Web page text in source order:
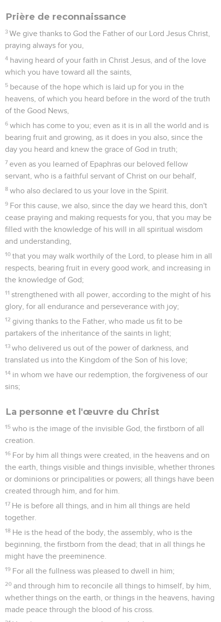
Prière de reconnaissance
3 We give thanks to God the Father of our Lord Jesus Christ,
praying always for you,
4 having heard of your faith in Christ Jesus, and of the love
which you have toward all the saints,
5 because of the hope which is laid up for you in the
heavens, of which you heard before in the word of the truth
of the Good News,
6 which has come to you; even as it is in all the world and is
bearing fruit and growing, as it does in you also, since the
day you heard and knew the grace of God in truth;
7 even as you learned of Epaphras our beloved fellow
servant, who is a faithful servant of Christ on our behalf,
8 who also declared to us your love in the Spirit.
9 For this cause, we also, since the day we heard this, don't
cease praying and making requests for you, that you may be
filled with the knowledge of his will in all spiritual wisdom
and understanding,
10 that you may walk worthily of the Lord, to please him in all
respects, bearing fruit in every good work, and increasing in
the knowledge of God;
11 strengthened with all power, according to the might of his
glory, for all endurance and perseverance with joy;
12 giving thanks to the Father, who made us fit to be
partakers of the inheritance of the saints in light;
13 who delivered us out of the power of darkness, and
translated us into the Kingdom of the Son of his love;
14 in whom we have our redemption, the forgiveness of our
sins;
La personne et l'œuvre du Christ
15 who is the image of the invisible God, the firstborn of all
creation.
16 For by him all things were created, in the heavens and on
the earth, things visible and things invisible, whether thrones
or dominions or principalities or powers; all things have been
created through him, and for him.
17 He is before all things, and in him all things are held
together.
18 He is the head of the body, the assembly, who is the
beginning, the firstborn from the dead; that in all things he
might have the preeminence.
19 For all the fullness was pleased to dwell in him;
20 and through him to reconcile all things to himself, by him,
whether things on the earth, or things in the heavens, having
made peace through the blood of his cross.